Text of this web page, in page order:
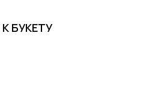
БУКЕТУ